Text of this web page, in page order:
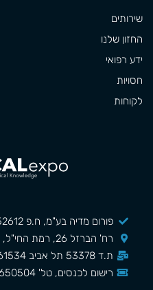
פורום מדיה בע"מ, ח.פ 513552612
רח' הברזל 26, רמת החי"ל, תל אביב
ת.ד 53378 תל אביב 61534
רישום לכנסים, טל' 03-7650504
שירותים
החזון שלנו
ידע רפואי
חסויות
לקוחות